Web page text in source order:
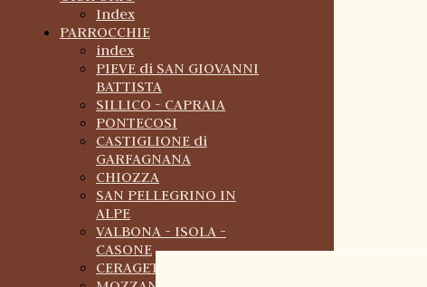
Index
PARROCCHIE
index
PIEVE di SAN GIOVANNI
BATTISTA
SILLICO - CAPRAIA
PONTECOSI
CASTIGLIONE di
GARFAGNANA
CHIOZZA
SAN PELLEGRINO IN
ALPE
VALBONA - ISOLA -
CASONE
CERAGETO